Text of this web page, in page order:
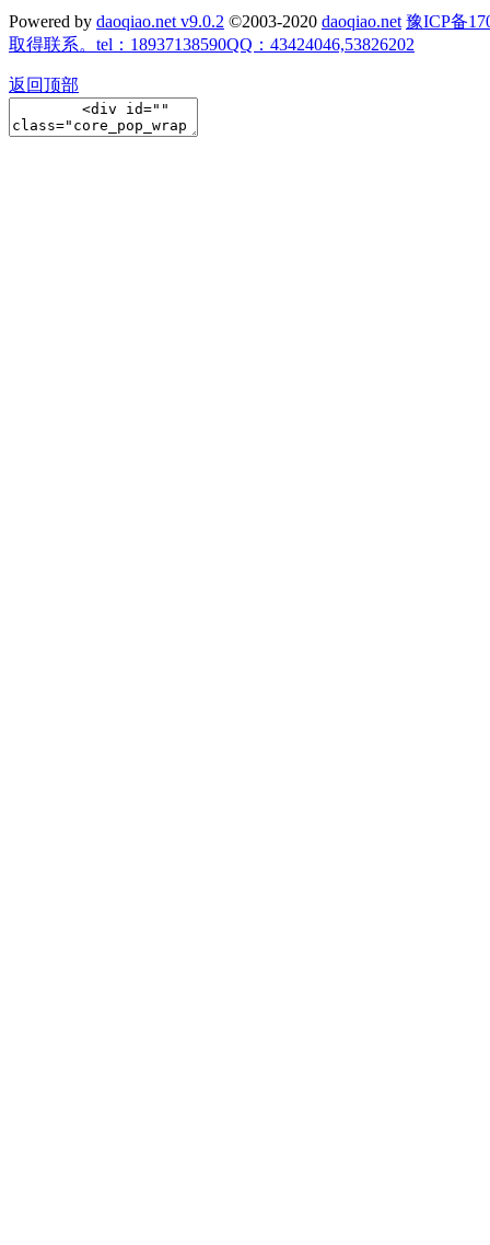
Powered by daoqiao.net v9.0.2 ©2003-2020 daoqiao.net 豫ICP备
取得联系。tel：18937138590QQ：43424046,53826202
返回顶部